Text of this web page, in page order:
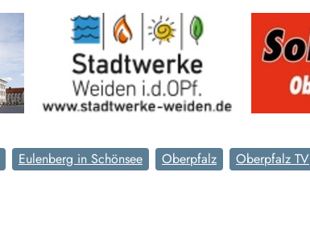
Eulenberg in Schönsee Oberpfalz Oberpfalz TV